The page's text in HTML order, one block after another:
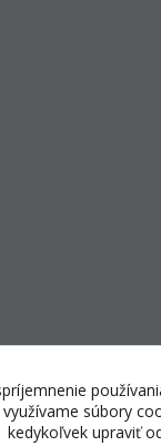
súbory
kedykoľvek upraviť